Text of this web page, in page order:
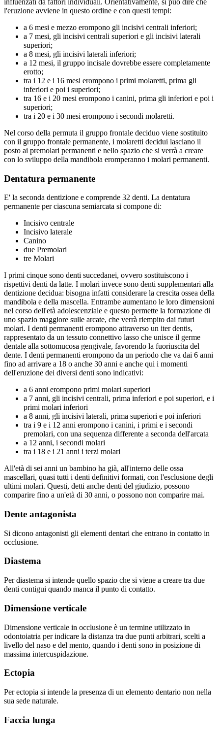
l'eruzione avviene in questo ordine e con questi tempi:
a 6 mesi e mezzo erompono gli incisivi centrali inferiori;
a 7 mesi, gli incisivi centrali superiori e gli incisivi laterali
superiori;
a 8 mesi, gli incisivi laterali inferiori;
a 12 mesi, il gruppo incisale dovrebbe essere completamente
erotto;
tra i 12 e i 16 mesi erompono i primi molaretti, prima gli
inferiori e poi i superiori;
tra 16 e i 20 mesi erompono i canini, prima gli inferiori e poi i
superiori;
tra i 20 e i 30 mesi erompono i secondi molaretti.
Nel corso della permuta il gruppo frontale deciduo viene sostituito
con il gruppo frontale permanente, i molaretti decidui lasciano il
posto ai premolari permanenti e nello spazio che si verrà a creare
con lo sviluppo della mandibola eromperanno i molari permanenti.
Dentatura permanente
E' la seconda dentizione e comprende 32 denti. La dentatura
permanente per ciascuna semiarcata si compone di:
Incisivo centrale
Incisivo laterale
Canino
due Premolari
tre Molari
I primi cinque sono denti succedanei, ovvero sostituiscono i
rispettivi denti da latte. I molari invece sono denti supplementari alla
dentizione decidua: bisogna infatti considerare la crescita ossea della
mandibola e della mascella. Entrambe aumentano le loro dimensioni
nel corso dell'età adolescenziale e questo permette la formazione di
uno spazio maggiore sulle arcate, che verrà riempito dai futuri
molari. I denti permanenti erompono attraverso un iter dentis,
rappresentato da un tessuto connettivo lasso che unisce il germe
dentale alla sottomucosa gengivale, favorendo la fuoriuscita del
dente. I denti permanenti erompono da un periodo che va dai 6 anni
fino ad arrivare a 18 o anche 30 anni e anche qui i momenti
dell'eruzione dei diversi denti sono indicativi:
a 6 anni erompono primi molari superiori
a 7 anni, gli incisivi centrali, prima inferiori e poi superiori, e i
primi molari inferiori
a 8 anni, gli incisivi laterali, prima superiori e poi inferiori
tra i 9 e i 12 anni erompono i canini, i primi e i secondi
premolari, con una sequenza differente a seconda dell'arcata
a 12 anni, i secondi molari
tra i 18 e i 21 anni i terzi molari
All'età di sei anni un bambino ha già, all'interno delle ossa
mascellari, quasi tutti i denti definitivi formati, con l'esclusione degli
ultimi molari. Questi, detti anche denti del giudizio, possono
comparire fino a un'età di 30 anni, o possono non comparire mai.
Dente antagonista
Si dicono antagonisti gli elementi dentari che entrano in contatto in
occlusione.
Diastema
Per diastema si intende quello spazio che si viene a creare tra due
denti contigui quando manca il punto di contatto.
Dimensione verticale
Dimensione verticale in occlusione è un termine utilizzato in
odontoiatria per indicare la distanza tra due punti arbitrari, scelti a
livello del naso e del mento, quando i denti sono in posizione di
massima intercuspidazione.
Ectopia
Per ectopia si intende la presenza di un elemento dentario non nella
sua sede naturale.
Faccia lunga